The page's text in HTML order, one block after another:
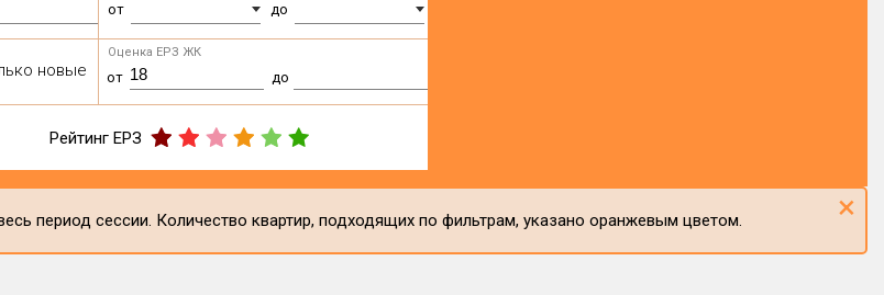
от до
новые
Оценка ЕРЗ ЖК
от до
Рейтинг ЕРЗ
период сессии. Количество квартир, подходящих по фильтрам, указано оранжевым цветом. ×